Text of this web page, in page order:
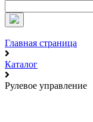
Главная страница
Каталог
Рулевое управление